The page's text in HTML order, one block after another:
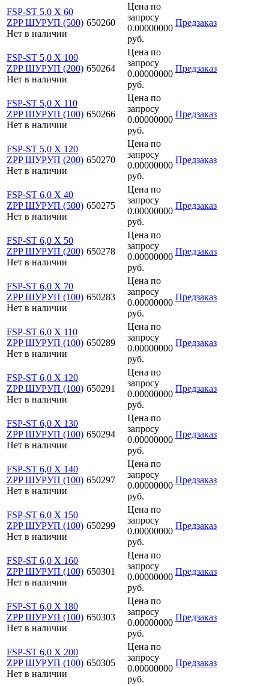
FSP-ST 5,0 X 60
ZPP ШУРУП (500)
Нет в наличии
650260
Цена по
запросу
0.00000000
руб.
Предзаказ
FSP-ST 5,0 X 100
ZPP ШУРУП (200)
Нет в наличии
650264
Цена по
запросу
0.00000000
руб.
Предзаказ
FSP-ST 5,0 X 110
ZPP ШУРУП (100)
Нет в наличии
650266
Цена по
запросу
0.00000000
руб.
Предзаказ
FSP-ST 5,0 X 120
ZPP ШУРУП (200)
Нет в наличии
650270
Цена по
запросу
0.00000000
руб.
Предзаказ
FSP-ST 6,0 X 40
ZPP ШУРУП (500)
Нет в наличии
650275
Цена по
запросу
0.00000000
руб.
Предзаказ
FSP-ST 6,0 X 50
ZPP ШУРУП (200)
Нет в наличии
650278
Цена по
запросу
0.00000000
руб.
Предзаказ
FSP-ST 6,0 X 70
ZPP ШУРУП (100)
Нет в наличии
650283
Цена по
запросу
0.00000000
руб.
Предзаказ
FSP-ST 6,0 X 110
ZPP ШУРУП (100)
Нет в наличии
650289
Цена по
запросу
0.00000000
руб.
Предзаказ
FSP-ST 6,0 X 120
ZPP ШУРУП (100)
Нет в наличии
650291
Цена по
запросу
0.00000000
руб.
Предзаказ
FSP-ST 6,0 X 130
ZPP ШУРУП (100)
Нет в наличии
650294
Цена по
запросу
0.00000000
руб.
Предзаказ
FSP-ST 6,0 X 140
ZPP ШУРУП (100)
Нет в наличии
650297
Цена по
запросу
0.00000000
руб.
Предзаказ
FSP-ST 6,0 X 150
ZPP ШУРУП (100)
Нет в наличии
650299
Цена по
запросу
0.00000000
руб.
Предзаказ
FSP-ST 6,0 X 160
ZPP ШУРУП (100)
Нет в наличии
650301
Цена по
запросу
0.00000000
руб.
Предзаказ
FSP-ST 6,0 X 180
ZPP ШУРУП (100)
Нет в наличии
650303
Цена по
запросу
0.00000000
руб.
Предзаказ
FSP-ST 6,0 X 200
ZPP ШУРУП (100)
Нет в наличии
650305
Цена по
запросу
0.00000000
руб.
Предзаказ